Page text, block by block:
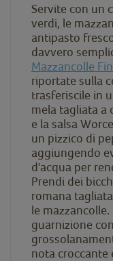
Servite con un
verdi, le
antipasto
davvero
Mazzancolle
riportate sulla
trasferiscile in
mela tagliata a
e la salsa
un pizzico di
aggiungendo
d'acqua per
Prendi dei
romana
le
guarnizione
nota croccante